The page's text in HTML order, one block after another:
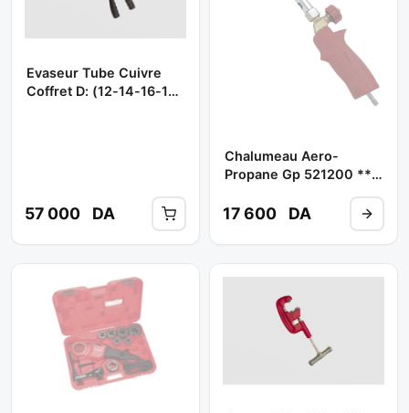
Evaseur Tube Cuivre
Coffret D: (12-14-16-18-
57 000 DA
Chalumeau Aero-
Propane Gp 521200 **
17 600 DA